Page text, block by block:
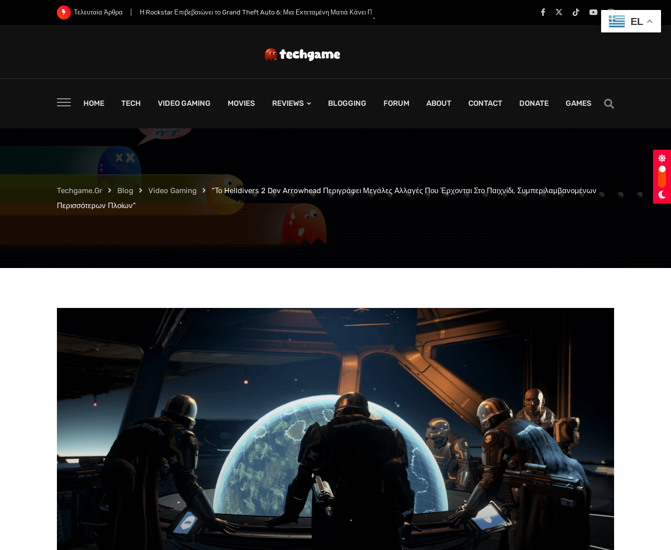
Τελευταία Άρθρα
Η Rockstar Επιβεβαιώνει το Grand Theft Auto 6: Μια Εκτεταμένη Ματιά Κάνει Πρεμιέρα στο Netflix Αυτόν τον Μήνα
HOME TECH VIDEO GAMING MOVIES REVIEWS BLOGGING FORUM ABOUT CONTACT DONATE GAMES
Techgame.gr Blog Video Gaming
“Το Helldivers 2 Dev Arrowhead Περιγράφει Μεγάλες Αλλαγές Που Έρχονται Στο Παιχνίδι, Συμπεριλαμβανομένων
Περισσότερων Πλοίων”
EL